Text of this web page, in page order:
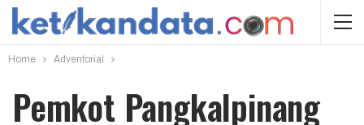
Home Adventorial
Pemkot Pangkalpinang